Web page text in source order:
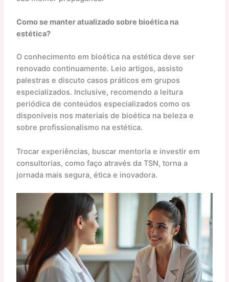
Como se manter atualizado sobre bioética na
estética?
O conhecimento em bioética na estética deve ser
renovado continuamente. Leio artigos, assisto
palestras e discuto casos práticos em grupos
especializados. Inclusive, recomendo a leitura
periódica de conteúdos especializados como os
disponíveis nos materiais de bioética na beleza e
sobre profissionalismo na estética.
Trocar experiências, buscar mentoria e investir em
consultorias, como faço através da TSN, torna a
jornada mais segura, ética e inovadora.